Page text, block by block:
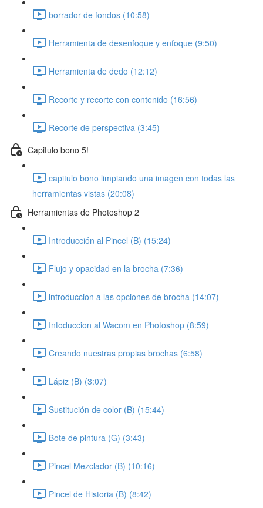
borrador de fondos (10:58)
Herramienta de desenfoque y enfoque (9:50)
Herramienta de dedo (12:12)
Recorte y recorte con contenido (16:56)
Recorte de perspectiva (3:45)
Capitulo bono 5!
capitulo bono limpiando una imagen con todas las
herramientas vistas (20:08)
Herramientas de Photoshop 2
Introducción al Pincel (B) (15:24)
Flujo y opacidad en la brocha (7:36)
introduccion a las opciones de brocha (14:07)
Intoduccion al Wacom en Photoshop (8:59)
Creando nuestras propias brochas (6:58)
Lápiz (B) (3:07)
Sustitución de color (B) (15:44)
Bote de pintura (G) (3:43)
Pincel Mezclador (B) (10:16)
Pincel de Historia (B) (8:42)